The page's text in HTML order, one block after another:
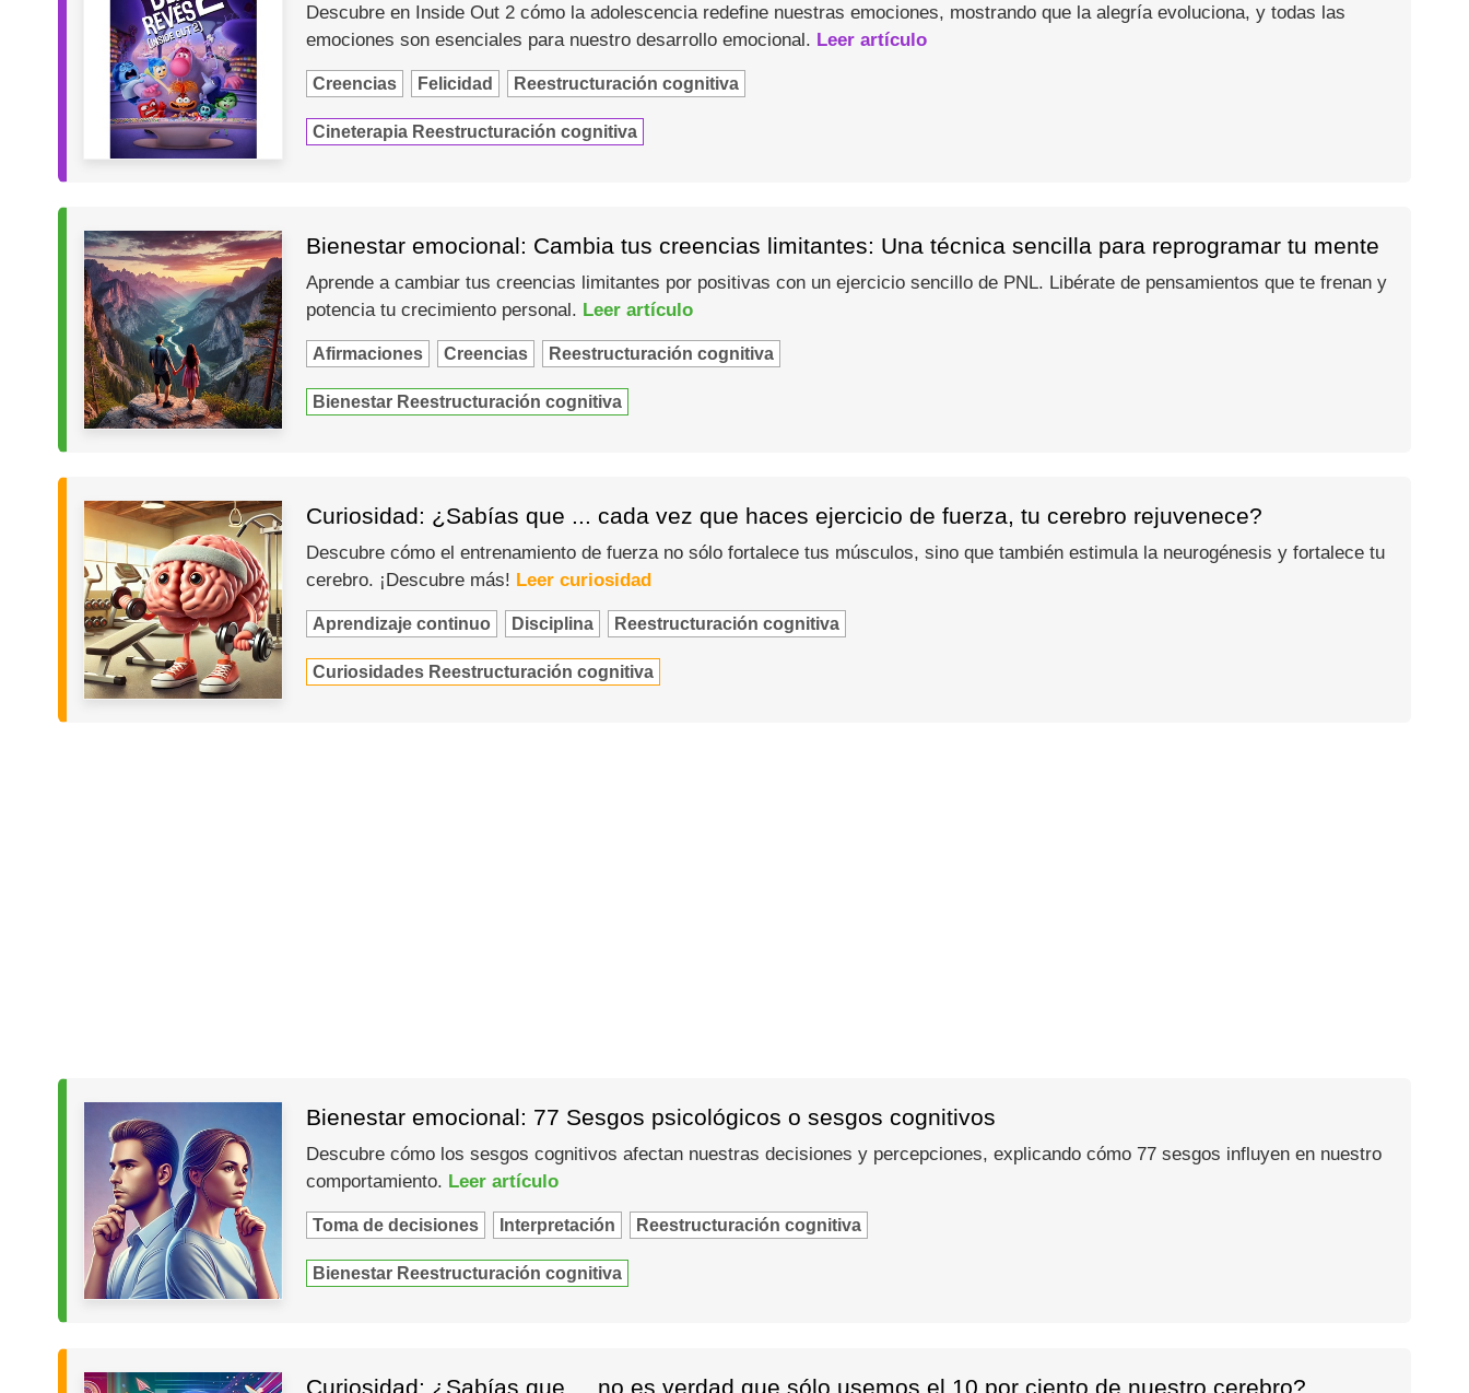
Descubre en Inside Out 2 cómo la adolescencia redefine nuestras emociones, mostrando que la alegría evoluciona, y todas las
emociones son esenciales para nuestro desarrollo emocional. Leer artículo
Creencias Felicidad Reestructuración cognitiva
Cineterapia Reestructuración cognitiva
Bienestar emocional: Cambia tus creencias limitantes: Una técnica sencilla para reprogramar tu mente
Aprende a cambiar tus creencias limitantes por positivas con un ejercicio sencillo de PNL. Libérate de pensamientos que te frenan y
potencia tu crecimiento personal. Leer artículo
Afirmaciones Creencias Reestructuración cognitiva
Bienestar Reestructuración cognitiva
Curiosidad: ¿Sabías que ... cada vez que haces ejercicio de fuerza, tu cerebro rejuvenece?
Descubre cómo el entrenamiento de fuerza no sólo fortalece tus músculos, sino que también estimula la neurogénesis y fortalece tu
cerebro. ¡Descubre más! Leer curiosidad
Aprendizaje continuo Disciplina Reestructuración cognitiva
Curiosidades Reestructuración cognitiva
Bienestar emocional: 77 Sesgos psicológicos o sesgos cognitivos
Descubre cómo los sesgos cognitivos afectan nuestras decisiones y percepciones, explicando cómo 77 sesgos influyen en nuestro
comportamiento. Leer artículo
Toma de decisiones Interpretación Reestructuración cognitiva
Bienestar Reestructuración cognitiva
Curiosidad: ¿Sabías que ... no es verdad que sólo usemos el 10 por ciento de nuestro cerebro?